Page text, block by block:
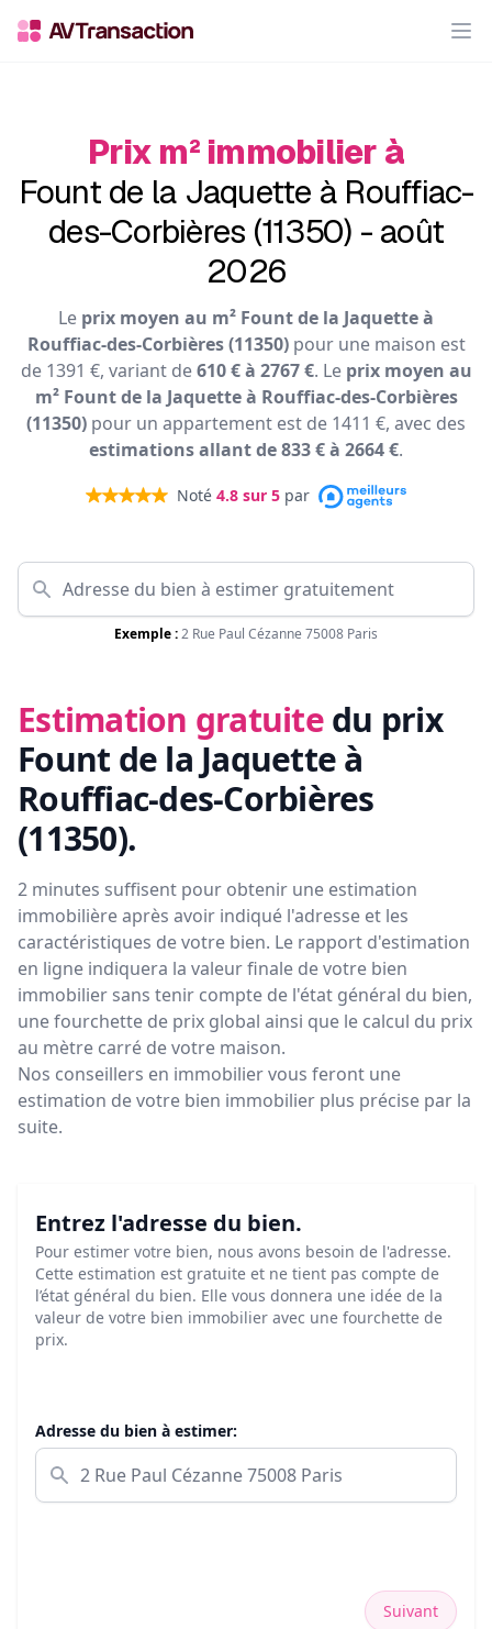
Prix m² immobilier à
Fount de la Jaquette à Rouffiac-
des-Corbières (11350) - août
2026
Le prix moyen au m² Fount de la Jaquette à
Rouffiac-des-Corbières (11350)pour une maison est
de 1391 €, variant de610 € à 2767 €. Le prix moyen au
m² Fount de la Jaquette à Rouffiac-des-Corbières
(11350) pour un appartement est de 1411 €, avec des
estimations allant de 833 € à 2664 €.
Noté 4.8 sur 5 par
Exemple :2 Rue Paul Cézanne 75008 Paris
Estimation gratuite du prix
Fount de la Jaquette à
Rouffiac-des-Corbières
(11350).
2 minutes suffisent pour obtenir une estimation
immobilière après avoir indiqué l'adresse et les
caractéristiques de votre bien. Le rapport d'estimation
en ligne indiquera la valeur finale de votre bien
immobilier sans tenir compte de l'état général du bien,
une fourchette de prix global ainsi que le calcul du prix
au mètre carré de votre maison.
Nos conseillers en immobilier vous feront une
estimation de votre bien immobilier plus précise par la
suite.
Entrez l'adresse du bien.
Pour estimer votre bien, nous avons besoin de l'adresse.
Cette estimation est gratuite et ne tient pas compte de
l’état général du bien. Elle vous donnera une idée de la
valeur de votre bien immobilier avec une fourchette de
prix.
Adresse du bien à estimer:
Suivant